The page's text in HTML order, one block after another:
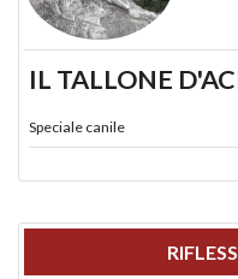
IL TALLONE
Speciale canile